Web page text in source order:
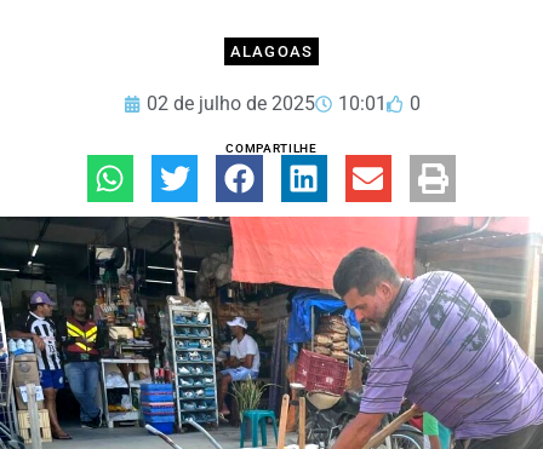
ALAGOAS
02 de julho de 2025 10:01 0
COMPARTILHE